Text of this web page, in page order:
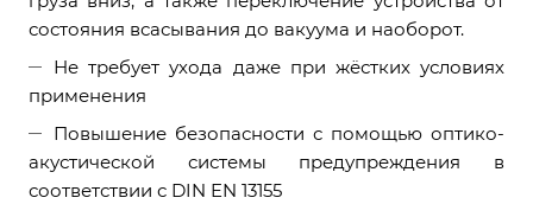
состояния всасывания до вакуума и наоборот.
Не требует ухода даже при жёстких условиях
применения
Повышение безопасности с помощью оптико-
акустической системы предупреждения в
соответствии с DIN EN 13155